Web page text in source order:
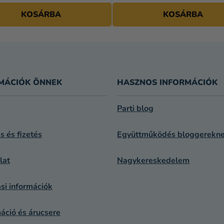
KOSÁRBA KOSÁRBA
ÖNNEK
és fizetés
információk
és árucsere
HASZNOS INFORMÁCIÓK
Parti blog
Együttműködés
Nagykereskedelem